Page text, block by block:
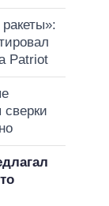
Patriot
сверки